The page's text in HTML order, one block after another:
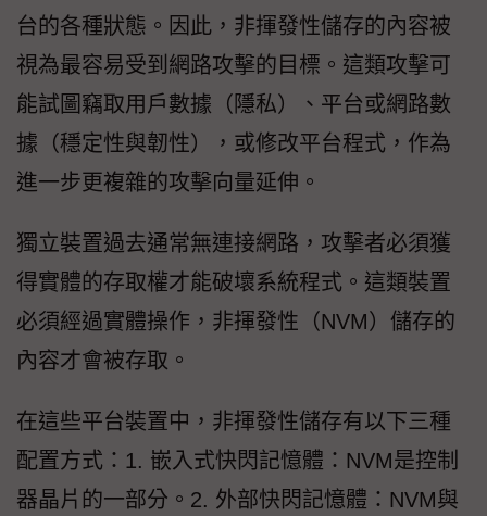
台的各種狀態。因此，非揮發性儲存的內容被
視為最容易受到網路攻擊的目標。這類攻擊可
能試圖竊取用戶數據（隱私）、平台或網路數
據（穩定性與韌性），或修改平台程式，作為
進一步更複雜的攻擊向量延伸。
獨立裝置過去通常無連接網路，攻擊者必須獲
得實體的存取權才能破壞系統程式。這類裝置
必須經過實體操作，非揮發性（NVM）儲存的
內容才會被存取。
在這些平台裝置中，非揮發性儲存有以下三種
配置方式：1. 嵌入式快閃記憶體：NVM是控制
器晶片的一部分。2. 外部快閃記憶體：NVM與